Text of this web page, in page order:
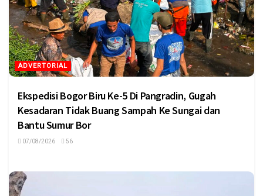
ADVERTORIAL
Ekspedisi Bogor Biru Ke-5 Di Pangradin, Gugah
Kesadaran Tidak Buang Sampah Ke Sungai dan
Bantu Sumur Bor
07/08/2026 56